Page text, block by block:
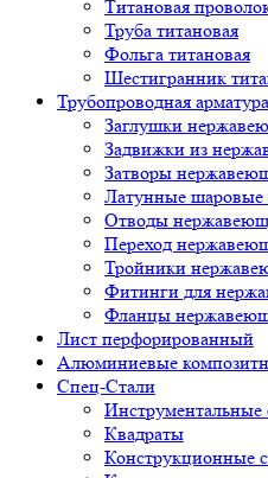
Титановая
Труба титановая
Фольга титановая
Шестигранник
Трубопроводная арматура
Заглушки
Задвижки из
Затворы
Латунные шаровые
Отводы
Переход
Тройники
Фитинги для
Фланцы
Лист перфорированный
Алюминиевые
Спец-Стали
Инструментальные
Квадраты
Конструкционные